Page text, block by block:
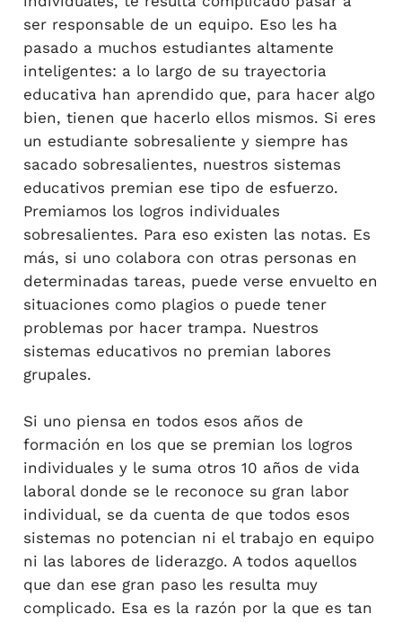
ser responsable de un equipo. Eso les ha
pasado a muchos estudiantes altamente
inteligentes: a lo largo de su trayectoria
educativa han aprendido que, para hacer algo
bien, tienen que hacerlo ellos mismos. Si eres
un estudiante sobresaliente y siempre has
sacado sobresalientes, nuestros sistemas
educativos premian ese tipo de esfuerzo.
Premiamos los logros individuales
sobresalientes. Para eso existen las notas. Es
más, si uno colabora con otras personas en
determinadas tareas, puede verse envuelto en
situaciones como plagios o puede tener
problemas por hacer trampa. Nuestros
sistemas educativos no premian labores
grupales.
Si uno piensa en todos esos años de
formación en los que se premian los logros
individuales y le suma otros 10 años de vida
laboral donde se le reconoce su gran labor
individual, se da cuenta de que todos esos
sistemas no potencian ni el trabajo en equipo
ni las labores de liderazgo. A todos aquellos
que dan ese gran paso les resulta muy
complicado. Esa es la razón por la que es tan